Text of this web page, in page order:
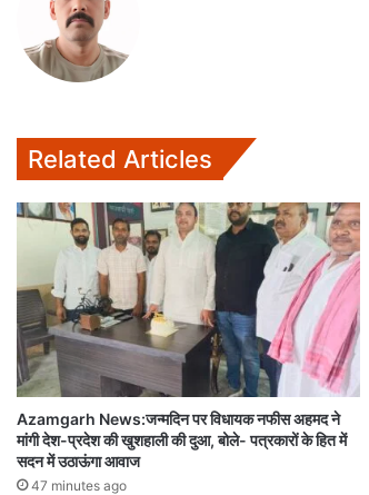
Related Articles
Azamgarh News:जन्मदिन पर विधायक नफीस अहमद ने
मांगी देश-प्रदेश की खुशहाली की दुआ, बोले- पत्रकारों के हित में
सदन में उठाऊंगा आवाज
47 minutes ago